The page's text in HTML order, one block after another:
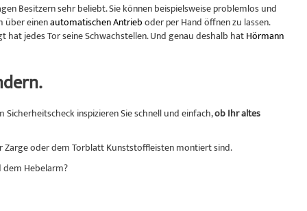
Besitzern sehr beliebt. Sie können beispielsweise problemlos und
über einenautomatischen Antrieboder per Hand öffnen zu lassen.
hat jedes Tor seine Schwachstellen. Und genau deshalb hatHörmann
inspizieren Sie schnell und einfach,ob Ihr altes
Zarge oder dem Torblatt Kunststoffleisten montiert sind.
Hebelarm?